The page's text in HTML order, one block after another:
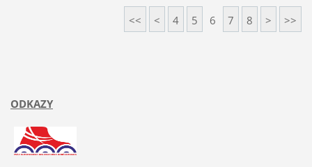
<< < 4 5 6 7 8 > >>
ODKAZY